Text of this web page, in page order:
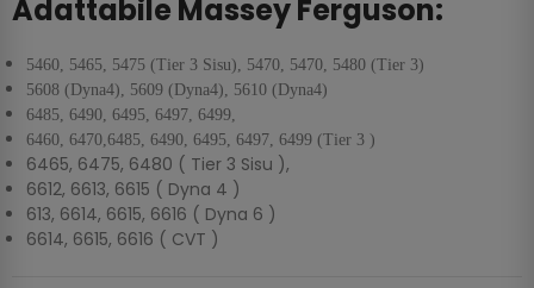
Adattabile Massey Ferguson:
5460, 5465, 5475 (Tier 3 Sisu), 5470, 5470, 5480 (Tier 3)
5608 (Dyna4), 5609 (Dyna4), 5610 (Dyna4)
6485, 6490, 6495, 6497, 6499,
6460, 6470,6485, 6490, 6495, 6497, 6499 (Tier 3 )
6465, 6475, 6480 ( Tier 3 Sisu ),
6612, 6613, 6615 ( Dyna 4 )
613, 6614, 6615, 6616 ( Dyna 6 )
6614, 6615, 6616 ( CVT )